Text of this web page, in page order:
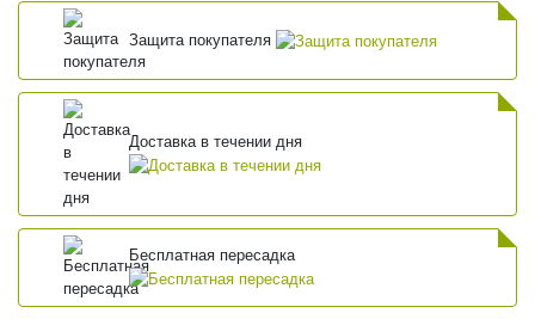
Защита покупателя
Доставка в течении дня
Бесплатная пересадка